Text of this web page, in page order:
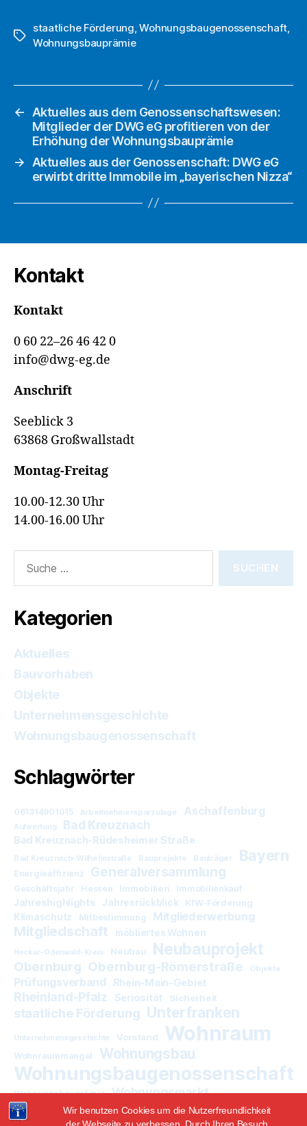
Wir benutzen Cookies um die Nutzerfreundlichkeit
Schlagwörter
staatliche Förderung ,Wohnungsbaugenossenschaft
Wohnungsbauprämie
←
Aktuelles aus dem Genossenschaftswesen:
Mitglieder der DWG eG profitieren von der
Erhöhung der Wohnungsbauprämie
→
Aktuelles aus der Genossenschaft: DWG eG
erwirbt dritte Immobile im „bayerischen Nizza“
Kontakt
Kontakt
0 60 22–26 46 42 0
info@dwg-eg.de
Anschrift
Seeblick 3
63868 Großwallstadt
Montag-Freitag
10.00-12.30 Uhr
14.00-16.00 Uhr
nach:
Kategorien
Aktuelles
Bauvorhaben
Objekte
Unternehmensgeschichte
Wohnungsbaugenossenschaft
Schlagwörter
061314901015 Arbeitnehmersparzulage Aschaffenburg
Aufwertung Bad Kreuznach
Bad Kreuznach-Rüdesheimer Straße
Bad Kreuznach-Wilhelmstraße Bauprojekte Bauträger Bayern
Energieeffizienz Generalversammlung
Geschäftsjahr Hessen Immobilien Immobilienkauf
Jahreshighlights Jahresrückblick KfW-Förderung
Klimaschutz Mitbestimmung Mitgliederwerbung
Mitgliedschaft möbliertes Wohnen
Neckar-Odenwald-Kreis Neubau Neubauprojekt
Obernburg Obernburg-Römerstraße Objekte
Prüfungsverband Rhein-Main-Gebiet
Rheinland-Pfalz Seriosität Sicherheit
staatliche Förderung Unterfranken
Unternehmensgeschichte Vorstand Wohnraum
Wohnraummangel Wohnungsbau
Wohnungsbaugenossenschaft
Wohnungsbauprämie Wohnungsmarkt